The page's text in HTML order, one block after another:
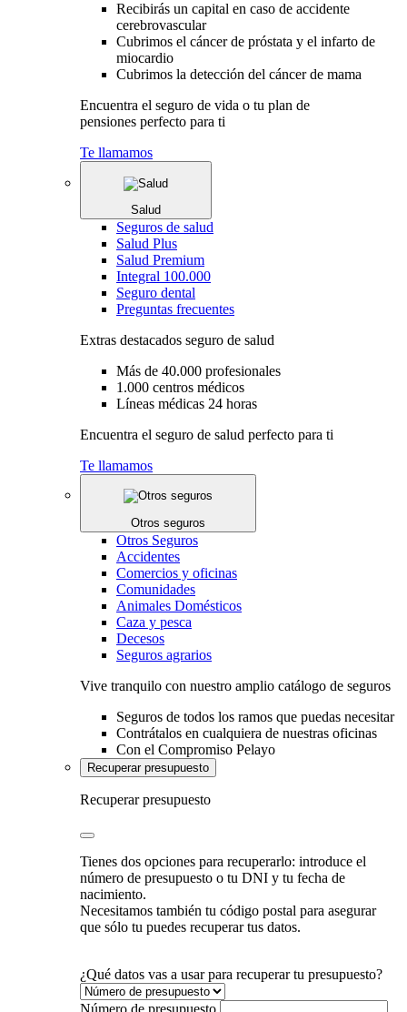
Recibirás un capital en caso de accidente
cerebrovascular
Cubrimos el cáncer de próstata y el infarto de
miocardio
Cubrimos la detección del cáncer de mama
Encuentra el seguro de vida o tu plan de
pensiones perfecto para ti
Te llamamos
Salud
Seguros de salud
Salud Plus
Salud Premium
Integral 100.000
Seguro dental
Preguntas frecuentes
Extras destacados seguro de salud
Más de 40.000 profesionales
1.000 centros médicos
Líneas médicas 24 horas
Encuentra el seguro de salud perfecto para ti
Te llamamos
Otros seguros
Otros Seguros
Accidentes
Comercios y oficinas
Comunidades
Animales Domésticos
Caza y pesca
Decesos
Seguros agrarios
Vive tranquilo con nuestro amplio catálogo de seguros
Seguros de todos los ramos que puedas necesitar
Contrátalos en cualquiera de nuestras oficinas
Con el Compromiso Pelayo
Recuperar presupuesto
Recuperar presupuesto
Tienes dos opciones para recuperarlo: introduce el
número de presupuesto o tu DNI y tu fecha de
nacimiento.
Necesitamos también tu código postal para asegurar
que sólo tu puedes recuperar tus datos.
¿Qué datos vas a usar para recuperar tu presupuesto?
Número de presupuesto